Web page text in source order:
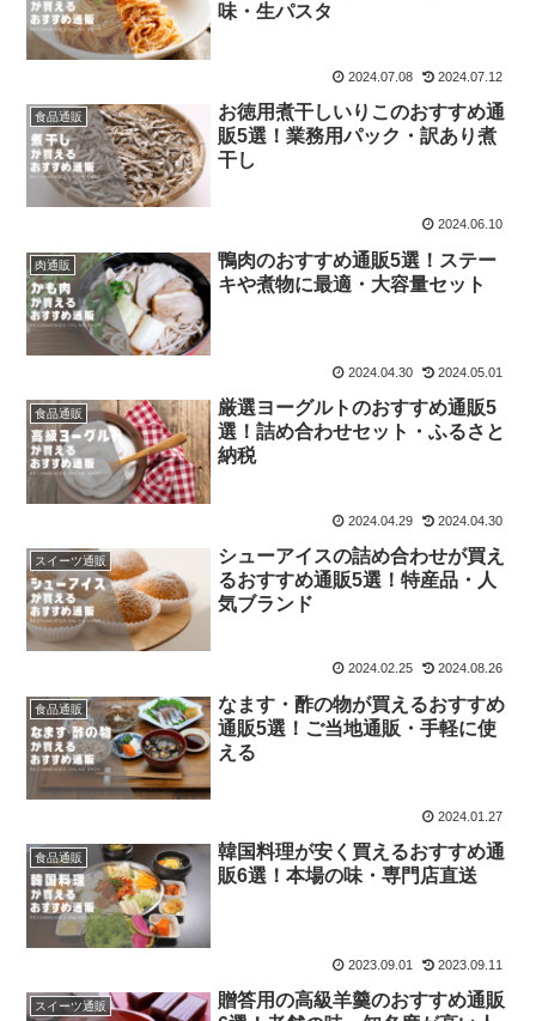
味・生パスタ
2024.07.08 2024.07.12
食品通販
お徳用煮干しいりこのおすすめ通
販5選！業務用パック・訳あり煮
干し
2024.06.10
肉通販
鴨肉のおすすめ通販5選！ステー
キや煮物に最適・大容量セット
2024.04.30 2024.05.01
食品通販
厳選ヨーグルトのおすすめ通販5
選！詰め合わせセット・ふるさと
納税
2024.04.29 2024.04.30
スイーツ通販
シューアイスの詰め合わせが買え
るおすすめ通販5選！特産品・人
気ブランド
2024.02.25 2024.08.26
食品通販
なます・酢の物が買えるおすすめ
通販5選！ご当地通販・手軽に使
える
2024.01.27
食品通販
韓国料理が安く買えるおすすめ通
販6選！本場の味・専門店直送
2023.09.01 2023.09.11
スイーツ通販
贈答用の高級羊羹のおすすめ通販